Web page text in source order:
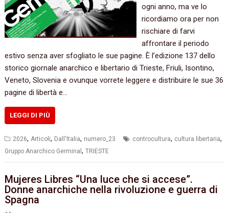
ogni anno, ma ve lo
ricordiamo ora per non
rischiare di farvi
affrontare il periodo
estivo senza aver sfogliato le sue pagine. È l’edizione 137 dello
storico giornale anarchico e libertario di Trieste, Friuli, Isontino,
Veneto, Slovenia e ovunque vorrete leggere e distribuire le sue 36
pagine di libertà e…
LEGGI DI PIÙ
2026,Articoli, Dall'Italia, numero_23 controcultura, cultura libertaria,
Gruppo Anarchico Germinal,TRIESTE
Mujeres Libres “Una luce che si accese”.
Donne anarchiche nella rivoluzione e guerra di
Spagna